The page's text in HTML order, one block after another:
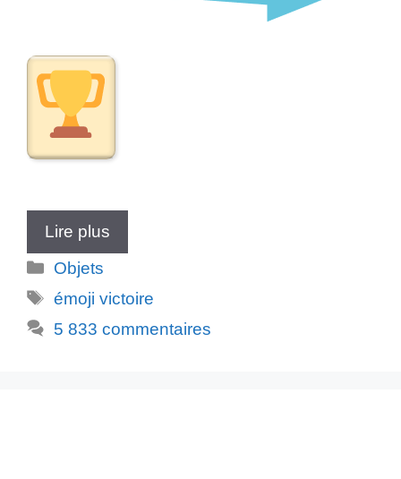
Lire plus
Catégories
Objets
Étiquettes
émoji victoire
5 833 commentaires